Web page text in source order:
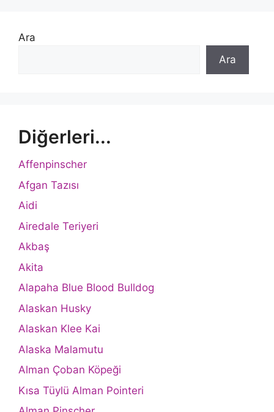
Ara
Ara
Diğerleri...
Affenpinscher
Afgan Tazısı
Aidi
Airedale Teriyeri
Akbaş
Akita
Alapaha Blue Blood Bulldog
Alaskan Husky
Alaskan Klee Kai
Alaska Malamutu
Alman Çoban Köpeği
Kısa Tüylü Alman Pointeri